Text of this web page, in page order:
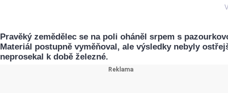
Pravěký zemědělec se na poli oháněl srpem s
Materiál postupně vyměňoval, ale výsledky nebyly
neprosekal k době železné.